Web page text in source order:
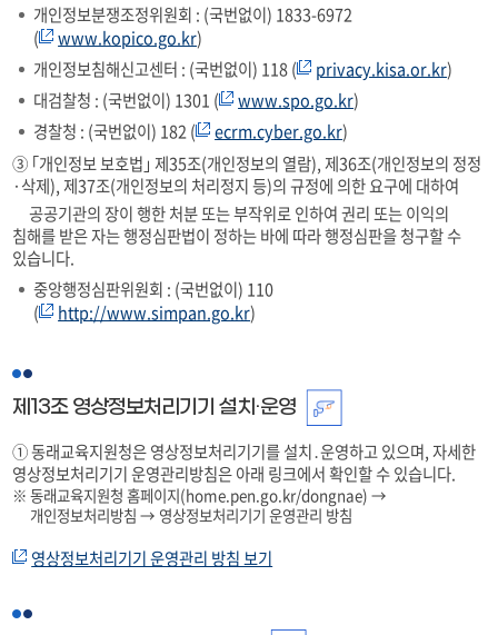
개인정보분쟁조정위원회 : (국번없이) 1833-6972
(
www.kopico.go.kr)
개인정보침해신고센터 : (국번없이) 118 (
privacy.kisa.or.kr)
대검찰청 : (국번없이) 1301 (
www.spo.go.kr)
경찰청 : (국번없이) 182 (
ecrm.cyber.go.kr)
③ ｢개인정보 보호법｣ 제35조(개인정보의 열람), 제36조(개인정보의 정정
·삭제), 제37조(개인정보의 처리정지 등)의 규정에 의한 요구에 대하여
공공기관의 장이 행한 처분 또는 부작위로 인하여 권리 또는 이익의
침해를 받은 자는 행정심판법이 정하는 바에 따라 행정심판을 청구할 수
있습니다.
중앙행정심판위원회 : (국번없이) 110
(
http://www.simpan.go.kr)
제13조 영상정보처리기기 설치·운영
➀ 동래교육지원청은 영상정보처리기기를 설치․운영하고 있으며, 자세한
영상정보처리기기 운영관리방침은 아래 링크에서 확인할 수 있습니다.
동래교육지원청 홈페이지(home.pen.go.kr/dongnae) →
개인정보처리방침 → 영상정보처리기기 운영관리 방침
영상정보처리기기 운영관리 방침 보기